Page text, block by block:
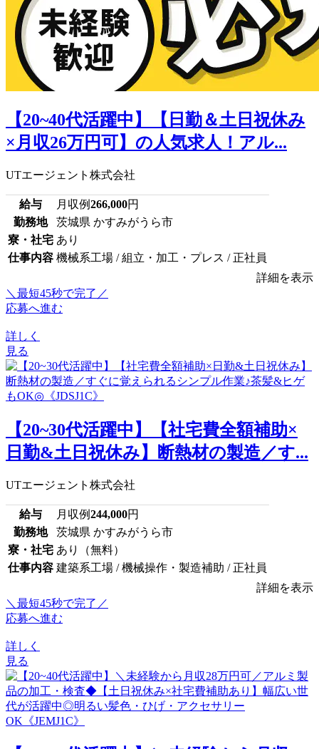
【20~40代活躍中】【日勤＆土日祝休み
×月収26万円可】の人気求人！アル...
UTエージェント株式会社
給与 月収例266,000円
勤務地
茨城県 かすみがうら市
寮・社宅 あり
仕事内容 機械系工場 / 組立・加工・プレス / 正社員
詳細を表示
＼最短45秒で完了／
応募へ進む
詳しく
見る
【20~30代活躍中】【社宅費全額補助×
日勤&土日祝休み】断熱材の製造／す...
UTエージェント株式会社
給与 月収例244,000円
勤務地
茨城県 かすみがうら市
寮・社宅 あり（無料）
仕事内容 建築系工場 / 機械操作・製造補助 / 正社員
詳細を表示
＼最短45秒で完了／
応募へ進む
詳しく
見る